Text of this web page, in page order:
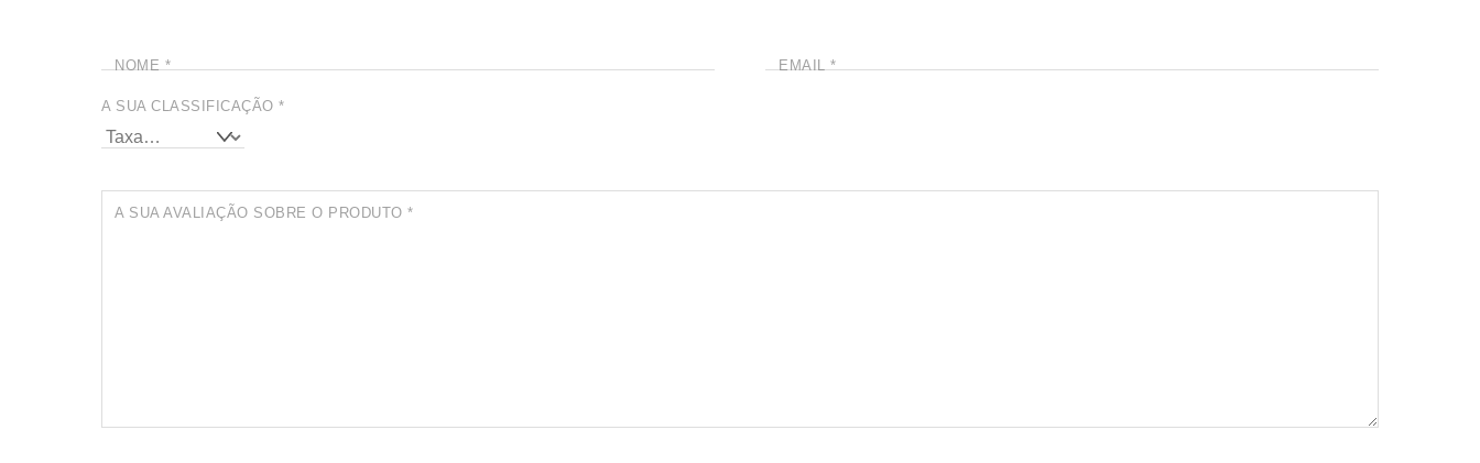
NOME * EMAIL*
A SUA CLASSIFICAÇÃO*
A SUA AVALIAÇÃO SOBRE O PRODUTO*